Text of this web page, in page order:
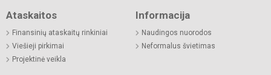
Ataskaitos
Finansinių ataskaitų rinkiniai
Viešieji pirkimai
Projektinė veikla
Informacija
Naudingos nuorodos
Neformalus švietimas